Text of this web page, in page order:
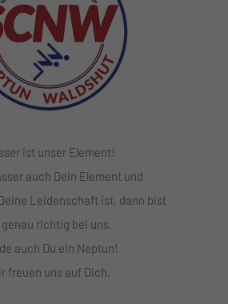
ist unser Element!
auch Dein Element und
Leidenschaft ist, dann bist
genau richtig bei uns.
auch Du ein Neptun!
freuen uns auf Dich.